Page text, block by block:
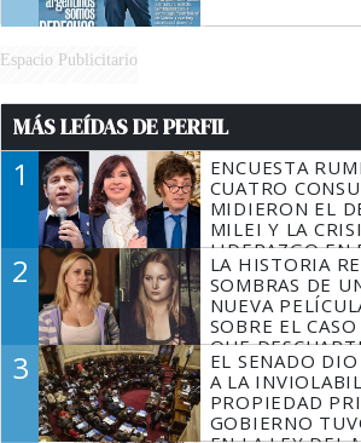
Espacio Publicitario
MÁS LEÍDAS DE PERFIL
1
ENCUESTA
CUATRO
MIDIERON EL
MILEI Y LA
LIDERAZGO EN
2
LA HISTORIA
SOMBRAS DE
NUEVA
SOBRE EL
QUE
MARIDO
3
EL SENADO
A LA
PROPIEDAD
GOBIERNO